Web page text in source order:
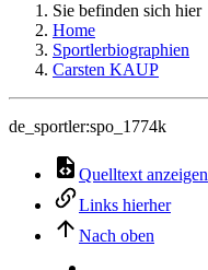
Sie befinden sich hier
Home
Sportlerbiographien
Carsten KAUP
de_sportler:spo_1774k
Quelltext anzeigen
Links hierher
Nach oben